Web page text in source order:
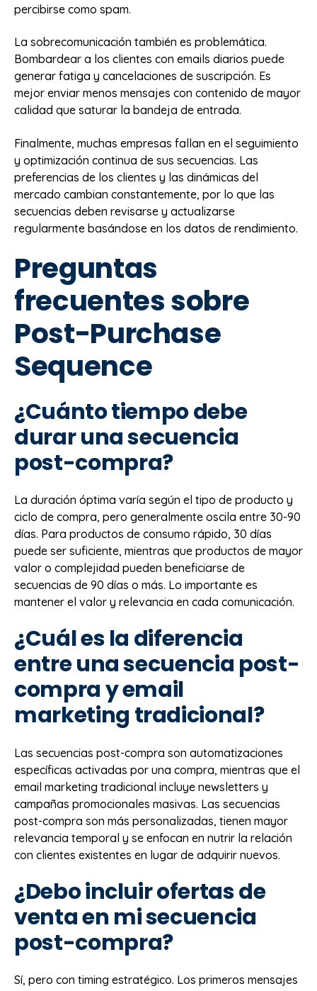
percibirse como spam.
La sobrecomunicación también es problemática.
Bombardear a los clientes con emails diarios puede
generar fatiga y cancelaciones de suscripción. Es
mejor enviar menos mensajes con contenido de mayor
calidad que saturar la bandeja de entrada.
Finalmente, muchas empresas fallan en el seguimiento
y optimización continua de sus secuencias. Las
preferencias de los clientes y las dinámicas del
mercado cambian constantemente, por lo que las
secuencias deben revisarse y actualizarse
regularmente basándose en los datos de rendimiento.
Preguntas
frecuentes sobre
Post-Purchase
Sequence
¿Cuánto tiempo debe
durar una secuencia
post-compra?
La duración óptima varía según el tipo de producto y
ciclo de compra, pero generalmente oscila entre 30-90
días. Para productos de consumo rápido, 30 días
puede ser suficiente, mientras que productos de mayor
valor o complejidad pueden beneficiarse de
secuencias de 90 días o más. Lo importante es
mantener el valor y relevancia en cada comunicación.
¿Cuál es la diferencia
entre una secuencia post-
compra y email
marketing tradicional?
Las secuencias post-compra son automatizaciones
específicas activadas por una compra, mientras que el
email marketing tradicional incluye newsletters y
campañas promocionales masivas. Las secuencias
post-compra son más personalizadas, tienen mayor
relevancia temporal y se enfocan en nutrir la relación
con clientes existentes en lugar de adquirir nuevos.
¿Debo incluir ofertas de
venta en mi secuencia
post-compra?
Sí, pero con timing estratégico. Los primeros mensajes